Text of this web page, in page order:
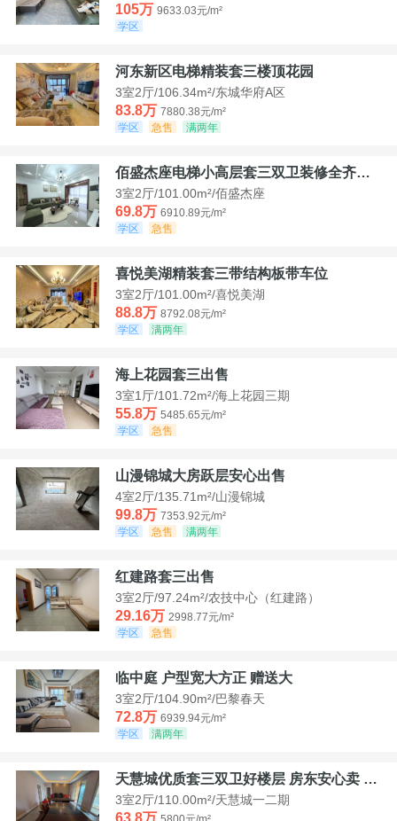
105万 9633.03元/m²
学区
河东新区电梯精装套三楼顶花园
3室2厅/106.34m²/东城华府A区
83.8万 7880.38元/m²
学区
急售 满两年
佰盛杰座电梯小高层套三双卫装修全齐诚意出售
3室2厅/101.00m²/佰盛杰座
69.8万 6910.89元/m²
学区
急售
喜悦美湖精装套三带结构板带车位
3室2厅/101.00m²/喜悦美湖
88.8万 8792.08元/m²
学区
满两年
海上花园套三出售
3室1厅/101.72m²/海上花园三期
55.8万 5485.65元/m²
学区
急售
山漫锦城大房跃层安心出售
4室2厅/135.71m²/山漫锦城
99.8万 7353.92元/m²
学区
急售 满两年
红建路套三出售
3室2厅/97.24m²/农技中心（红建路）
29.16万 2998.77元/m²
学区
急售
临中庭 户型宽大方正 赠送大
3室2厅/104.90m²/巴黎春天
72.8万 6939.94元/m²
学区
满两年
天慧城优质套三双卫好楼层 房东安心卖 价格好谈
3室2厅/110.00m²/天慧城一二期
63.8万